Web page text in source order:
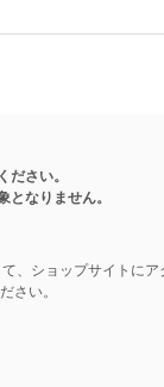
ださい。
なりません。
、ショップサイトにア
さい。